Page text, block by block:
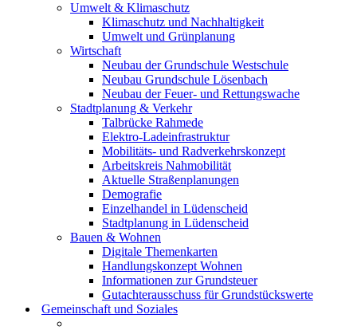
Umwelt & Klimaschutz
Klimaschutz und Nachhaltigkeit
Umwelt und Grünplanung
Wirtschaft
Neubau der Grundschule Westschule
Neubau Grundschule Lösenbach
Neubau der Feuer- und Rettungswache
Stadtplanung & Verkehr
Talbrücke Rahmede
Elektro-Ladeinfrastruktur
Mobilitäts- und Radverkehrskonzept
Arbeitskreis Nahmobilität
Aktuelle Straßenplanungen
Demografie
Einzelhandel in Lüdenscheid
Stadtplanung in Lüdenscheid
Bauen & Wohnen
Digitale Themenkarten
Handlungskonzept Wohnen
Informationen zur Grundsteuer
Gutachterausschuss für Grundstückswerte
Gemeinschaft und Soziales